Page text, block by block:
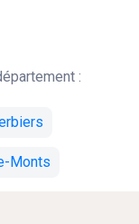
:
Monts